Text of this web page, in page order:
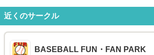
近くのサークル
BASEBALL FUN・FAN PARK